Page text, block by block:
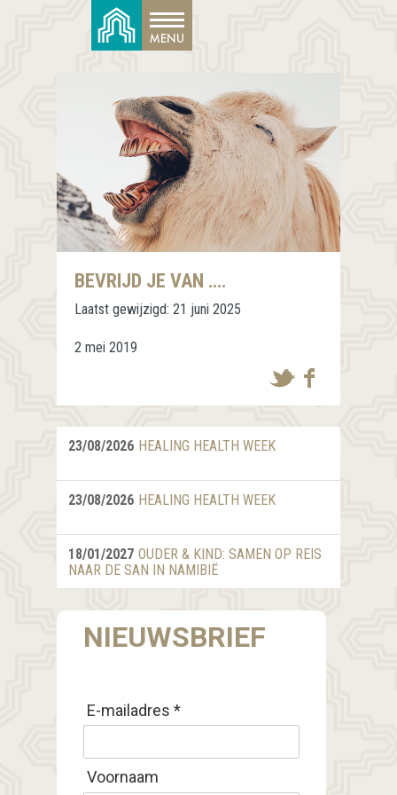
BEVRIJD JE VAN ….
Laatst gewijzigd: 21 juni 2025
2 mei 2019
23/08/2026 HEALING HEALTH WEEK
23/08/2026 HEALING HEALTH WEEK
18/01/2027 OUDER & KIND: SAMEN OP REIS
NAAR DE SAN IN NAMIBIË
NIEUWSBRIEF
E-mailadres *
Voornaam